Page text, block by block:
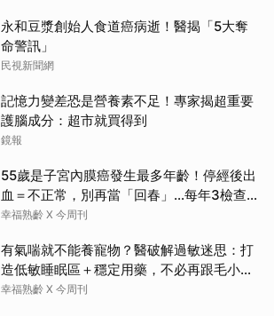
永和豆漿創始人食道癌病逝！醫揭「5大奪
命警訊」
民視新聞網
記憶力變差恐是營養素不足！專家揭超重要
護腦成分：超市就買得到
鏡報
55歲是子宮內膜癌發生最多年齡！停經後出
血＝不正常，別再當「回春」…每年3檢查保
命：早期治癒率達9成5
幸福熟齡 X 今周刊
有氣喘就不能養寵物？醫破解過敏迷思：打
造低敏睡眠區＋穩定用藥，不必再跟毛小孩
分離
幸福熟齡 X 今周刊